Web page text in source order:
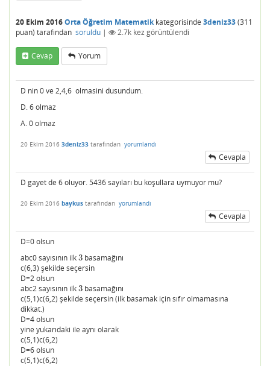
20 Ekim 2016Orta Öğretim Matematikkategorisinde 3deniz33(311
puan) tarafından soruldu | 2.7k kez görüntülendi
Cevap Yorum
D nin 0 ve 2,4,6 olmasini dusundum.
D. 6 olmaz
A. 0 olmaz
20 Ekim 2016 3deniz33 tarafından yorumlandı
Cevapla
D gayet de 6 oluyor. 5436 sayıları bu koşullara uymuyor mu?
20 Ekim 2016 baykus tarafından yorumlandı
Cevapla
D=0 olsun
abc0 sayısının ilk3
3 basamağını
c(6,3) şekilde seçersin
D=2 olsun
abc2 sayısının ilk3
3 basamağını
c(5,1)c(6,2) şekilde seçersin (ilk basamak için sıfır olmamasına
dikkat.)
D=4 olsun
yine yukarıdaki ile aynı olarak
c(5,1)c(6,2)
D=6 olsun
c(5,1)c(6,2)